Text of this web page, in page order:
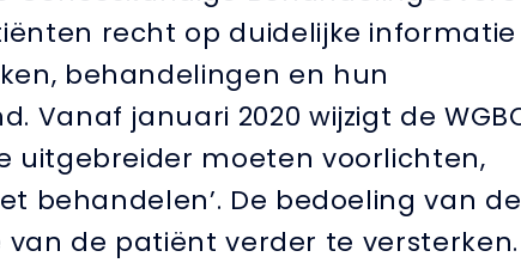
recht op duidelijke
behandelingen en hun
Vanaf januari 2020 wijzigt de
uitgebreider moeten voorlichten,
behandelen’. De bedoeling van
van de patiënt verder te versterken.